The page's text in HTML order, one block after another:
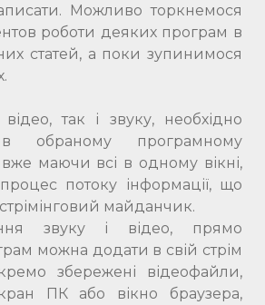
Можливо торкнемося
роботи деяких програм в
статей, а поки зупинимося
так і звуку, необхідно
в обраному програмному
вже маючи всі в одному вікні,
потоку інформації, що
майданчик.
звуку і відео, прямо
можна додати в свій стрім
збережені відеофайли,
ПК або вікно браузера,